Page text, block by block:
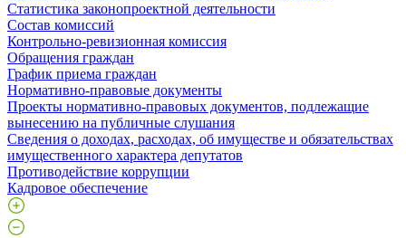
Статистика законопроектной деятельности
Состав комиссий
Контрольно-ревизионная комиссия
Обращения граждан
График приема граждан
Нормативно-правовые документы
Проекты нормативно-правовых документов, подлежащие
вынесению на публичные слушания
Сведения о доходах, расходах, об имуществе и обязательствах
имущественного характера депутатов
Противодействие коррупции
Кадровое обеспечение